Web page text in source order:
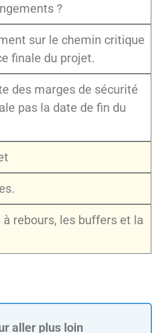
?
sur le chemin critique
finale du projet.
des marges de sécurité
pas la date de fin du
rebours, les buffers et la